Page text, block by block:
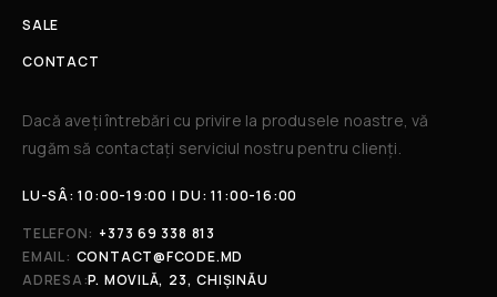
SALE
CONTACT
Dacă aveți întrebări cu privire la produsele noastre, vă
rugăm să contactați serviciul nostru pentru clienți.​
LU-SÂ: 10:00-19:00 | DU: 11:00-16:00
TELEFON: +373 69 338 813
EMAIL: CONTACT@FCODE.MD
ADRESA:P. MOVILĂ, 23, CHIȘINĂU